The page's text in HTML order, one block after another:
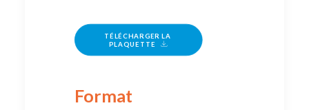
TÉLÉCHARGER LA
PLAQUETTE
Format